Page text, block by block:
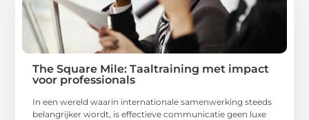
The Square Mile: Taaltraining met impact
voor professionals
In een wereld waarin internationale samenwerking steeds
belangrijker wordt, is effectieve communicatie geen luxe